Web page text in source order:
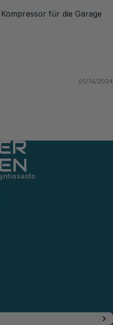
für die Garage
05/14/2024